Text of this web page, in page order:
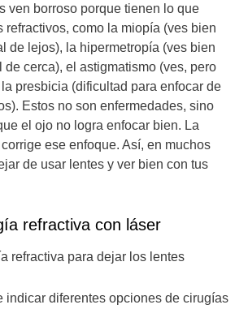
ven borroso porque tienen lo que
refractivos, como la miopía (ves bien
de lejos), la hipermetropía (ves bien
de cerca), el astigmatismo (ves, pero
presbicia (dificultad para enfocar de
Estos no son enfermedades, sino
el ojo no logra enfocar bien. La
ese enfoque. Así, en muchos
de usar lentes y ver bien con tus
refractiva con láser
indicar diferentes opciones de cirugías